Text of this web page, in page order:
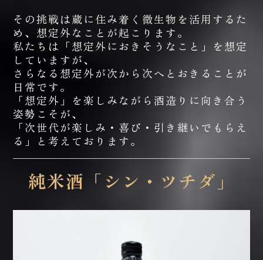
その挑戦は蔵に住み着く微生物を活用するた
め、想定外なことが起こります。
私たちは「想定外におきそうなこと」を想定
していますが、
さらなる想定外が次から次へとおきることが
日常です。
「想定外」を楽しみながら酒造りに向き合う
姿勢こそが、
「次世代が楽しみ・喜び・引き継いでもらえ
る」と考えております。
純米酒「シン・ツチダ」